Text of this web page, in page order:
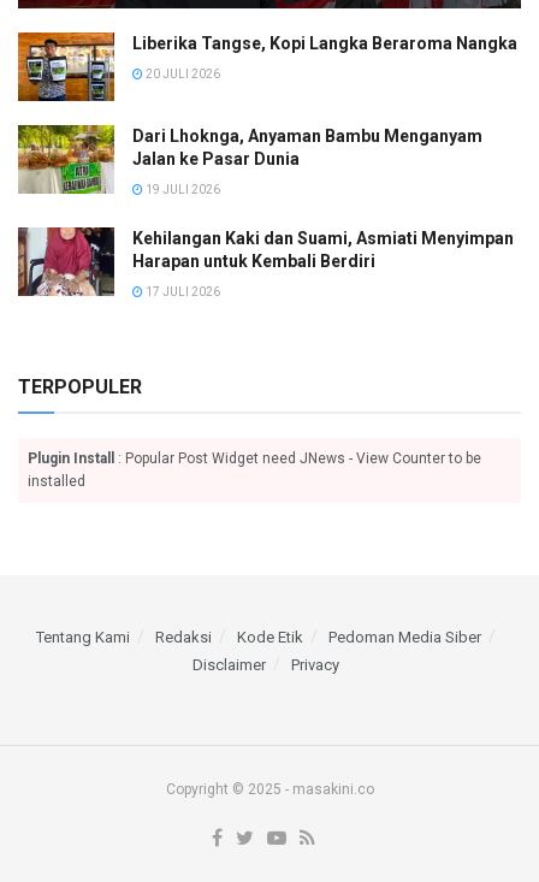
Liberika Tangse, Kopi Langka Beraroma Nangka
20 JULI 2026
Dari Lhoknga, Anyaman Bambu Menganyam
Jalan ke Pasar Dunia
19 JULI 2026
Kehilangan Kaki dan Suami, Asmiati Menyimpan
Harapan untuk Kembali Berdiri
17 JULI 2026
TERPOPULER
Plugin Install
: Popular Post Widget need JNews - View Counter to be
installed
Tentang Kami Redaksi Kode Etik
Pedoman Media Siber
Disclaimer
Privacy
Copyright © 2025 - masakini.co